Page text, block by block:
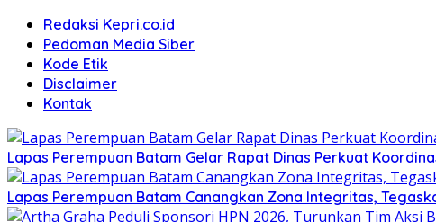
Redaksi Kepri.co.id
Pedoman Media Siber
Kode Etik
Disclaimer
Kontak
Lapas Perempuan Batam Gelar Rapat Dinas Perkuat
Lapas Perempuan Batam Canangkan Zona Integritas,